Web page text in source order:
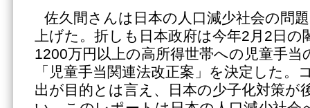
佐久間さんは日本の人口減少社会の問
上げた。折しも日本政府は今年2月2日
1200万円以上の高所得世帯への児童手当
「児童手当関連法改正案」を決定した。
出が目的とは言え、日本の少子化対策が